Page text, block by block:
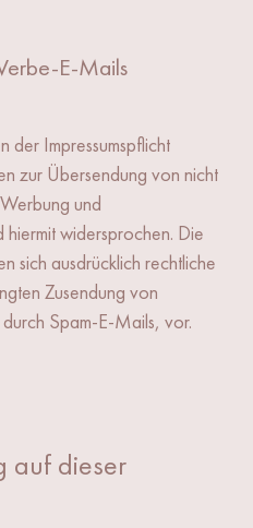
E-Mails
der Impressumspflicht
zur Übersendung von nicht
und
widersprochen. Die
sich ausdrücklich rechtliche
Zusendung von
Spam-E-Mails, vor.
auf dieser